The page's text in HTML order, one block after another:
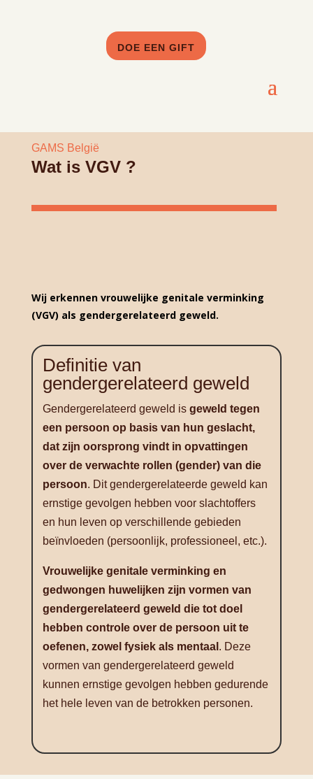
DOE EEN GIFT
GAMS België
Wat is VGV ?
Wij erkennen vrouwelijke genitale verminking
(VGV) als gendergerelateerd geweld.
Definitie van
gendergerelateerd geweld
Gendergerelateerd geweld is geweld tegen
een persoon op basis van hun geslacht,
dat zijn oorsprong vindt in opvattingen
over de verwachte rollen (gender) van die
persoon. Dit gendergerelateerde geweld kan
ernstige gevolgen hebben voor slachtoffers
en hun leven op verschillende gebieden
beïnvloeden (persoonlijk, professioneel, etc.).
Vrouwelijke genitale verminking en
gedwongen huwelijken zijn vormen van
gendergerelateerd geweld die tot doel
hebben controle over de persoon uit te
oefenen, zowel fysiek als mentaal . Deze
vormen van gendergerelateerd geweld
kunnen ernstige gevolgen hebben gedurende
het hele leven van de betrokken personen.